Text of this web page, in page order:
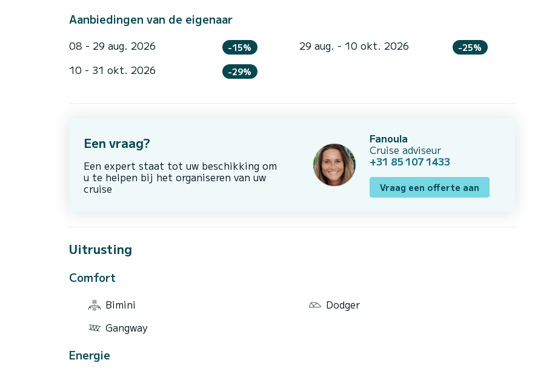
Aanbiedingen van de eigenaar
08 - 29 aug. 2026 -15% 29 aug. - 10 okt. 2026 -25%
10 - 31 okt. 2026 -29%
Een vraag?
Een expert staat tot uw beschikking om
u te helpen bij het organiseren van uw
cruise
Fanoula
Cruise adviseur
+31 85 107 1433
Vraag een offerte aan
Uitrusting
Comfort
Bimini
Dodger
Gangway
Energie